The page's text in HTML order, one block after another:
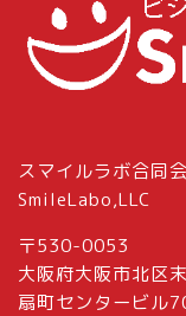
スマイルラボ合同
SmileLabo,LLC
〒530-0053
大阪府大阪市北区
扇町センタービル